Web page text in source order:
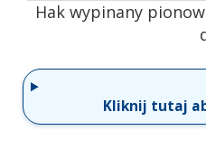
Hak wypinany
Kliknij tutaj